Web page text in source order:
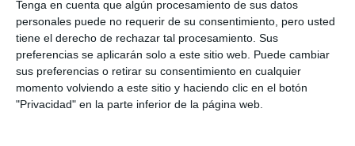
Tenga en cuenta que algún procesamiento de sus datos
personales puede no requerir de su consentimiento, pero usted
tiene el derecho de rechazar tal procesamiento. Sus
preferencias se aplicarán solo a este sitio web. Puede cambiar
sus preferencias o retirar su consentimiento en cualquier
momento volviendo a este sitio y haciendo clic en el botón
"Privacidad" en la parte inferior de la página web.